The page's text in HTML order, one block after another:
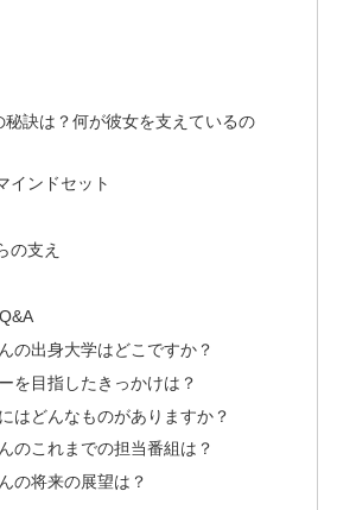
秘訣は？何が彼女を支えているの
インドセット
の支え
の出身大学はどこですか？
を目指したきっかけは？
はどんなものがありますか？
のこれまでの担当番組は？
の将来の展望は？